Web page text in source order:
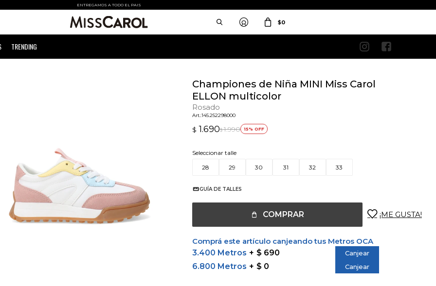
ENTREGAMOS A TODO EL PAIS
TRENDING
$0
 
Championes de Niña MINI Miss Carol
ELLON multicolor
Rosado
145.252298000
$ 1.690$ 1.990 15
Seleccionar talle
28
29 30 31 32 33
GUÍA DE TALLES
COMPRAR
Comprá este artículo canjeando tus Metros OCA
3.400 Metros
$ 690 Canjear
6.800 Metros $ 0 Canjear